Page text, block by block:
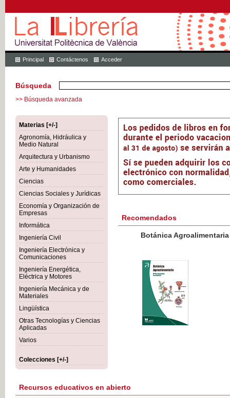
Principal Contáctenos Acceder
Búsqueda
>> Búsqueda avanzada
Materias [+/-]
Agronomía, Hidráulica y
Medio Natural
Arquitectura y Urbanismo
Arte y Humanidades
Ciencias
Ciencias Sociales y Jurídicas
Economía y Organización de
Empresas
Informática
Ingeniería Civil
Ingeniería Electrónica y
Comunicaciones
Ingeniería Energética,
Eléctrica y Motores
Ingeniería Mecánica y de
Materiales
Lingüística
Otras Tecnologías y Ciencias
Aplicadas
Varios
Colecciones [+/-]
Recomendados
Botánica Agroalimentaria
Recursos educativos en abierto